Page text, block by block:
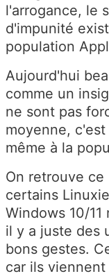
l'arrogance, le
d'impunité
population
Aujourd'hui
comme un
ne sont pas
moyenne,
même à la
On retrouve
certains
Windows 10/
il y a juste des
bons gestes.
car ils